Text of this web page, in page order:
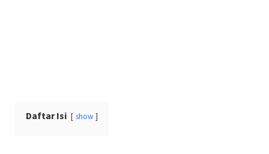
Daftar Isi show